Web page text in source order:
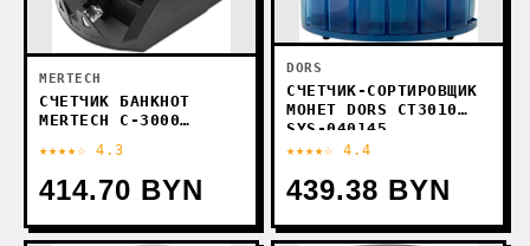
MERTECH
СЧЕТЧИК БАНКНОТ
MERTECH C-3000
★★★★☆ 4.3
414.70 BYN
DORS
СЧЕТЧИК-СОРТИРОВЩИК
МОНЕТ DORS CT3010
SYS-040145
★★★★☆ 4.4
439.38 BYN